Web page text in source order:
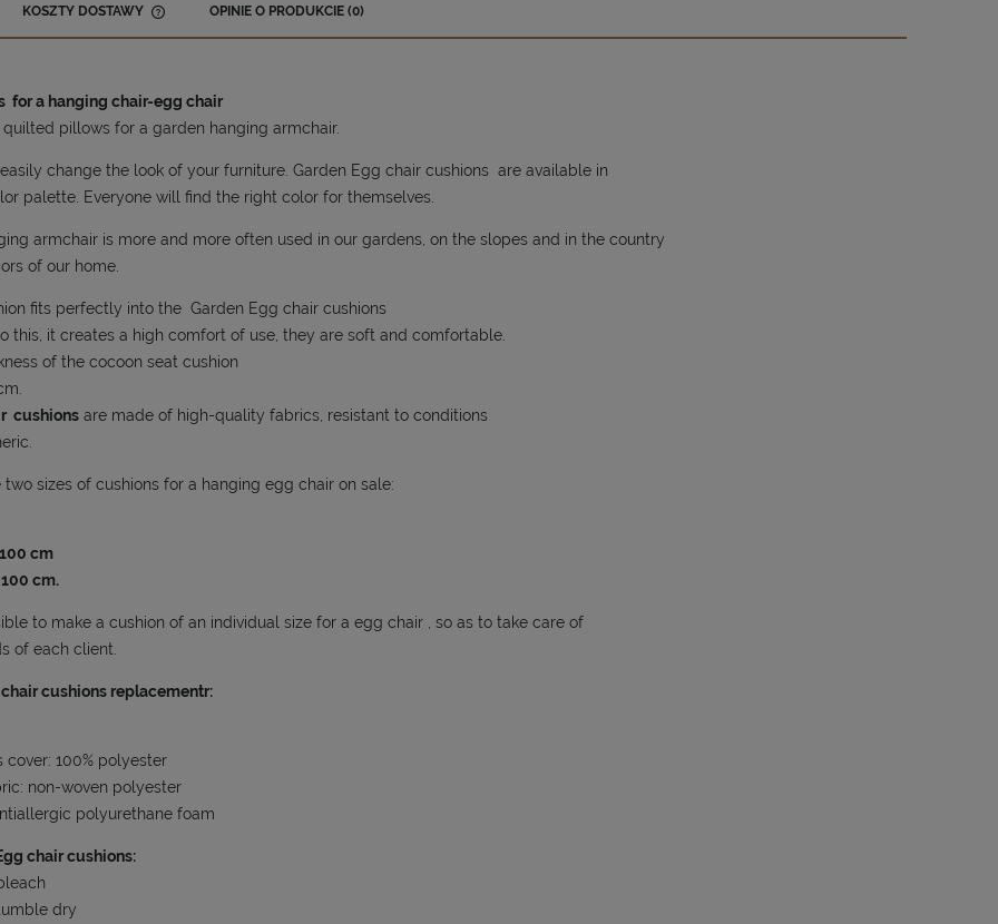
KOSZTY DOSTAWY
KOSZTÓW PŁATNOŚCI
OPINIE O PRODUKCIE (0)
for a hanging chair-egg chair
quilted pillows for a garden hanging armchair.
change the look of your furniture. Garden Egg chair cushions are available in
palette. Everyone will find the right color for themselves.
armchair is more and more often used in our gardens, on the slopes and in the country
of our home.
fits perfectly into the Garden Egg chair cushions
this, it creates a high comfort of use, they are soft and comfortable.
of the cocoon seat cushion
cushions are made of high-quality fabrics, resistant to conditions
two sizes of cushions for a hanging egg chair on sale:
cm
cm.
to make a cushion of an individual size for a egg chair , so as to take care of
of each client.
cushions replacementr:
cover: 100% polyester
non-woven polyester
polyurethane foam
chair cushions:
dry